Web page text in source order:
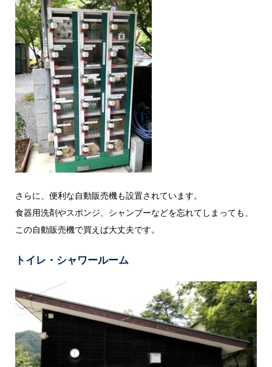
さらに、便利な自動販売機も設置されています。
食器用洗剤やスポンジ、シャンプーなどを忘れてしまっても、
この自動販売機で買えば大丈夫です。
トイレ・シャワールーム